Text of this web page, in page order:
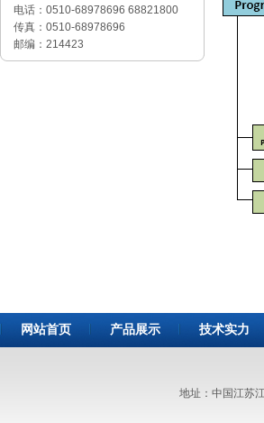
电话：0510-68978696 68821800
传真：0510-68978696
邮编：214423
网站首页 产品展示 技术实力
地址：中国江苏